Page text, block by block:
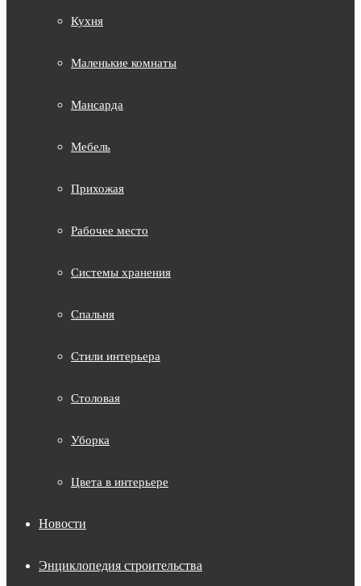
Кухня
Маленькие комнаты
Мансарда
Мебель
Прихожая
Рабочее место
Системы хранения
Спальня
Стили интерьера
Столовая
Уборка
Цвета в интерьере
Новости
Энциклопедия строительства